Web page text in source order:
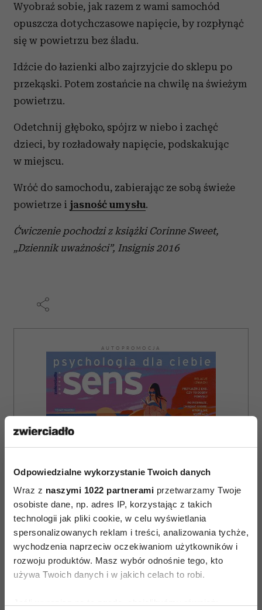
Odpowiedzialne wykorzystanie Twoich danych
Wraz z naszymi 1022 partnerami przetwarzamy Twoje
osobiste dane, np. adres IP, korzystając z takich
technologii jak pliki cookie, w celu wyświetlania
spersonalizowanych reklam i treści, analizowania tychże,
wychodzenia naprzeciw oczekiwaniom użytkowników i
rozwoju produktów. Masz wybór odnośnie tego, kto
używa Twoich danych i w jakich celach to robi.
Wyobraź sobie, jak razem z wami samochód
opuszcza dotychczasowe napięcie, by rozpłynąć
się w powietrzu bez śladu.
Idźcie do łazienki albo zajrzyjcie do sklepu po
przekąski. Potem zostańcie na chwilę na świeżym
powietrzu.
Odetchnij głęboko, spójrz w niebo i zachęć
dzieci, by rozładowały napięcie, podskakując
w miejscu.
Wróć do samochodu, zabierając ze sobą świeże
powietrze i jasność umysłu.
Ćwiczenie pochodzi z książki Corinne Sweet,
„Dziennik uważności”, Insignis 2016
AUTOPROMOCJA
ZAMÓW
WYDANIE DRUKOWANE